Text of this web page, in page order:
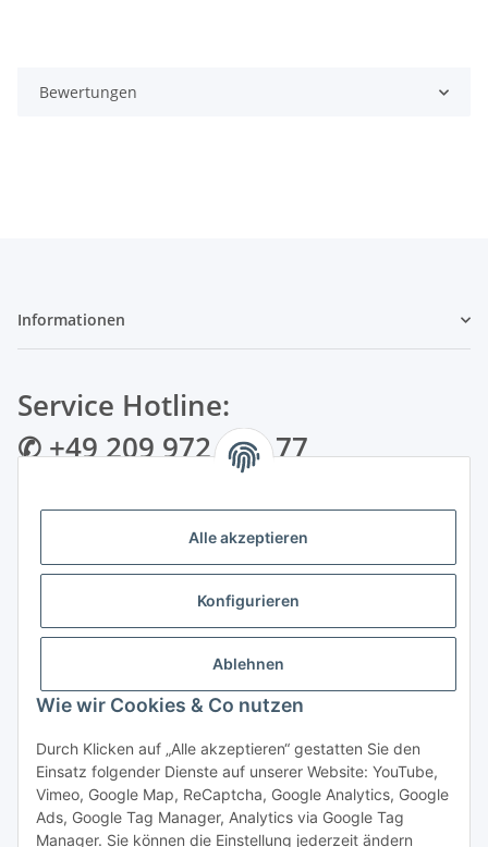
Alle akzeptieren
Konfigurieren
Ablehnen
Wie wir Cookies & Co nutzen
Durch Klicken auf „Alle akzeptieren“ gestatten Sie den
Einsatz folgender Dienste auf unserer Website: YouTube,
Vimeo, Google Map, ReCaptcha, Google Analytics, Google
Ads, Google Tag Manager, Analytics via Google Tag
Manager. Sie können die Einstellung jederzeit ändern
Bewertungen
Informationen
Service Hotline:
✆ +49 209 972 995 77
Gewerkenstraße 34 | 45881 Gelsenkirchen
Mo.-Fr.: 09:00 - 18:30 Uhr Samstag: 09:00 - 16:00 Uhr
Zahlungsarten
Vertrag widerrufen